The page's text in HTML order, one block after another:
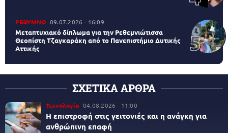
ΡΕΘΥΜΝΟ 09.07.2026 16:09
Μεταπτυχιακό δίπλωμα για την Ρεθεμνιώτισσα
Θεοπίστη Τζαγκαράκη από το Πανεπιστήμιο Δυτικής
Αττικής
ΣΧΕΤΙΚΑ ΑΡΘΡΑ
Τεχνολογία 04.08.2026 11:00
Η επιστροφή στις γειτονιές και η ανάγκη για
ανθρώπινη επαφή